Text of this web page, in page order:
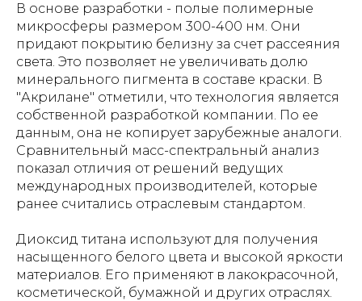
В основе разработки - полые полимерные
микросферы размером 300-400 нм. Они
придают покрытию белизну за счет рассеяния
света. Это позволяет не увеличивать долю
минерального пигмента в составе краски. В
"Акрилане" отметили, что технология является
собственной разработкой компании. По ее
данным, она не копирует зарубежные аналоги.
Сравнительный масс-спектральный анализ
показал отличия от решений ведущих
международных производителей, которые
ранее считались отраслевым стандартом.
Диоксид титана используют для получения
насыщенного белого цвета и высокой яркости
материалов. Его применяют в лакокрасочной,
косметической, бумажной и других отраслях.